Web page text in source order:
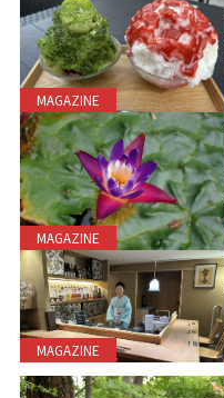
MAGAZINE
MAGAZINE
MAGAZINE